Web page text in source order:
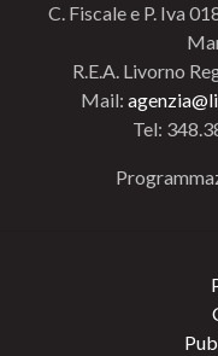
C. Fiscale e P. Iva
R.E.A. Livorno
Mail:
Tel: